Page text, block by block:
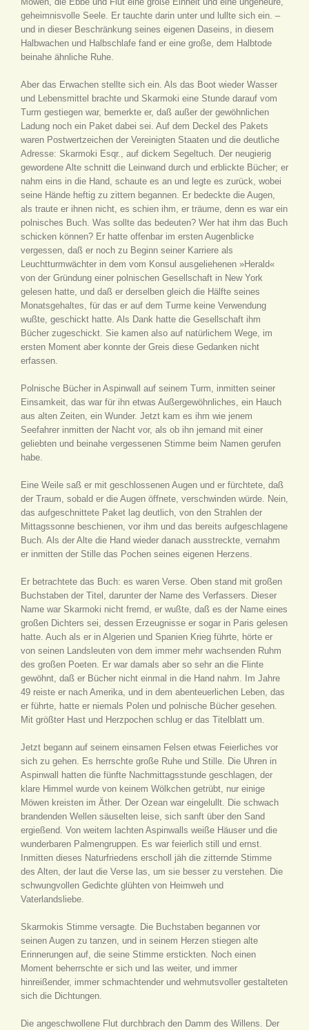
geheimnisvolle Seele. Er tauchte darin unter und lullte sich ein. –
und in dieser Beschränkung seines eigenen Daseins, in diesem
Halbwachen und Halbschlafe fand er eine große, dem Halbtode
beinahe ähnliche Ruhe.
Aber das Erwachen stellte sich ein. Als das Boot wieder Wasser
und Lebensmittel brachte und Skarmoki eine Stunde darauf vom
Turm gestiegen war, bemerkte er, daß außer der gewöhnlichen
Ladung noch ein Paket dabei sei. Auf dem Deckel des Pakets
waren Postwertzeichen der Vereinigten Staaten und die deutliche
Adresse: Skarmoki Esqr., auf dickem Segeltuch. Der neugierig
gewordene Alte schnitt die Leinwand durch und erblickte Bücher; er
nahm eins in die Hand, schaute es an und legte es zurück, wobei
seine Hände heftig zu zittern begannen. Er bedeckte die Augen,
als traute er ihnen nicht, es schien ihm, er träume, denn es war ein
polnisches Buch. Was sollte das bedeuten? Wer hat ihm das Buch
schicken können? Er hatte offenbar im ersten Augenblicke
vergessen, daß er noch zu Beginn seiner Karriere als
Leuchtturmwächter in dem vom Konsul ausgeliehenen »Herald«
von der Gründung einer polnischen Gesellschaft in New York
gelesen hatte, und daß er derselben gleich die Hälfte seines
Monatsgehaltes, für das er auf dem Turme keine Verwendung
wußte, geschickt hatte. Als Dank hatte die Gesellschaft ihm
Bücher zugeschickt. Sie kamen also auf natürlichem Wege, im
ersten Moment aber konnte der Greis diese Gedanken nicht
erfassen.
Polnische Bücher in Aspinwall auf seinem Turm, inmitten seiner
Einsamkeit, das war für ihn etwas Außergewöhnliches, ein Hauch
aus alten Zeiten, ein Wunder. Jetzt kam es ihm wie jenem
Seefahrer inmitten der Nacht vor, als ob ihn jemand mit einer
geliebten und beinahe vergessenen Stimme beim Namen gerufen
habe.
Eine Weile saß er mit geschlossenen Augen und er fürchtete, daß
der Traum, sobald er die Augen öffnete, verschwinden würde. Nein,
das aufgeschnittete Paket lag deutlich, von den Strahlen der
Mittagssonne beschienen, vor ihm und das bereits aufgeschlagene
Buch. Als der Alte die Hand wieder danach ausstreckte, vernahm
er inmitten der Stille das Pochen seines eigenen Herzens.
Er betrachtete das Buch: es waren Verse. Oben stand mit großen
Buchstaben der Titel, darunter der Name des Verfassers. Dieser
Name war Skarmoki nicht fremd, er wußte, daß es der Name eines
großen Dichters sei, dessen Erzeugnisse er sogar in Paris gelesen
hatte. Auch als er in Algerien und Spanien Krieg führte, hörte er
von seinen Landsleuten von dem immer mehr wachsenden Ruhm
des großen Poeten. Er war damals aber so sehr an die Flinte
gewöhnt, daß er Bücher nicht einmal in die Hand nahm. Im Jahre
49 reiste er nach Amerika, und in dem abenteuerlichen Leben, das
er führte, hatte er niemals Polen und polnische Bücher gesehen.
Mit größter Hast und Herzpochen schlug er das Titelblatt um.
Jetzt begann auf seinem einsamen Felsen etwas Feierliches vor
sich zu gehen. Es herrschte große Ruhe und Stille. Die Uhren in
Aspinwall hatten die fünfte Nachmittagsstunde geschlagen, der
klare Himmel wurde von keinem Wölkchen getrübt, nur einige
Möwen kreisten im Äther. Der Ozean war eingelullt. Die schwach
brandenden Wellen säuselten leise, sich sanft über den Sand
ergießend. Von weitem lachten Aspinwalls weiße Häuser und die
wunderbaren Palmengruppen. Es war feierlich still und ernst.
Inmitten dieses Naturfriedens erscholl jäh die zitternde Stimme
des Alten, der laut die Verse las, um sie besser zu verstehen. Die
schwungvollen Gedichte glühten von Heimweh und
Vaterlandsliebe.
Skarmokis Stimme versagte. Die Buchstaben begannen vor
seinen Augen zu tanzen, und in seinem Herzen stiegen alte
Erinnerungen auf, die seine Stimme erstickten. Noch einen
Moment beherrschte er sich und las weiter, und immer
hinreißender, immer schmachtender und wehmutsvoller gestalteten
sich die Dichtungen.
Die angeschwollene Flut durchbrach den Damm des Willens. Der